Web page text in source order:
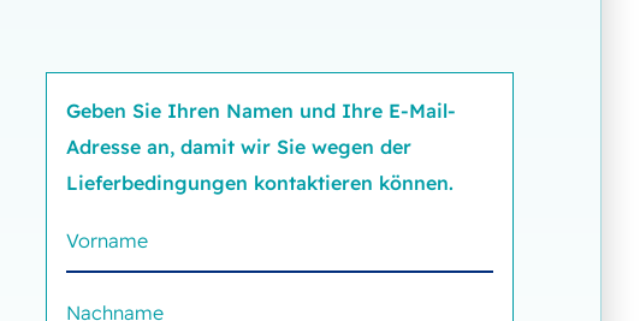
Geben Sie Ihren Namen und Ihre E-Mail-
Adresse an, damit wir Sie wegen der
Lieferbedingungen kontaktieren können.